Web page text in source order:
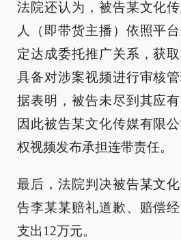
法院还认为，被告某文化
人（即带货主播）依照平
定达成委托推广关系，获
具备对涉案视频进行审核
据表明，被告未尽到其应
因此被告某文化传媒有限
权视频发布承担连带责任。
最后，法院判决被告某文
告李某某赔礼道歉、赔偿
支出12万元。